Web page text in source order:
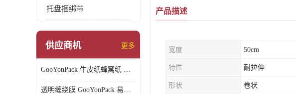
托盘捆绑带
供应商机 更多
GooYonPack 牛皮纸蜂窝纸 循环使用
透明缠绕膜 GooYonPack 易撕扯不残留
产品描述
宽度 50cm
特性 耐拉伸
形状 卷状